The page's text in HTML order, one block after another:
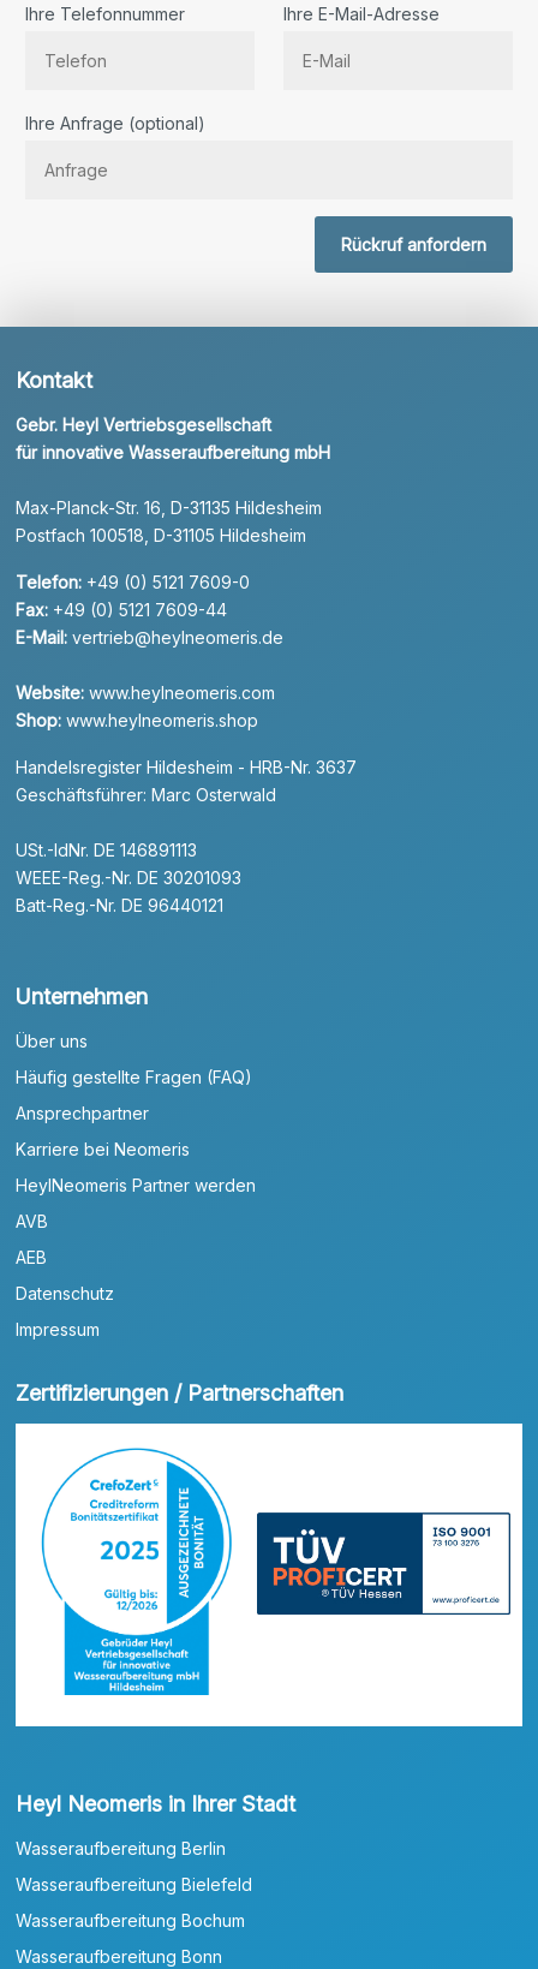
Ihre Telefonnummer Ihre E-Mail-Adresse
Ihre Anfrage (optional)
Rückruf anfordern
Kontakt
Gebr. Heyl Vertriebsgesellschaft
für innovative Wasseraufbereitung mbH
Max-Planck-Str. 16, D-31135 Hildesheim
Postfach 100518, D-31105 Hildesheim
Telefon: +49 (0) 5121 7609-0
Fax: +49 (0) 5121 7609-44
E-Mail: vertrieb@heylneomeris.de
Website: www.heylneomeris.com
Shop: www.heylneomeris.shop
Handelsregister Hildesheim - HRB-Nr. 3637
Geschäftsführer: Marc Osterwald
USt.-IdNr. DE 146891113
WEEE-Reg.-Nr. DE 30201093
Batt-Reg.-Nr. DE 96440121
Unternehmen
Über uns
Häufig gestellte Fragen (FAQ)
Ansprechpartner
Karriere bei Neomeris
HeylNeomeris Partner werden
AVB
AEB
Datenschutz
Impressum
Zertifizierungen / Partnerschaften
Heyl Neomeris in Ihrer Stadt
Wasseraufbereitung Berlin
Wasseraufbereitung Bielefeld
Wasseraufbereitung Bochum
Wasseraufbereitung Bonn